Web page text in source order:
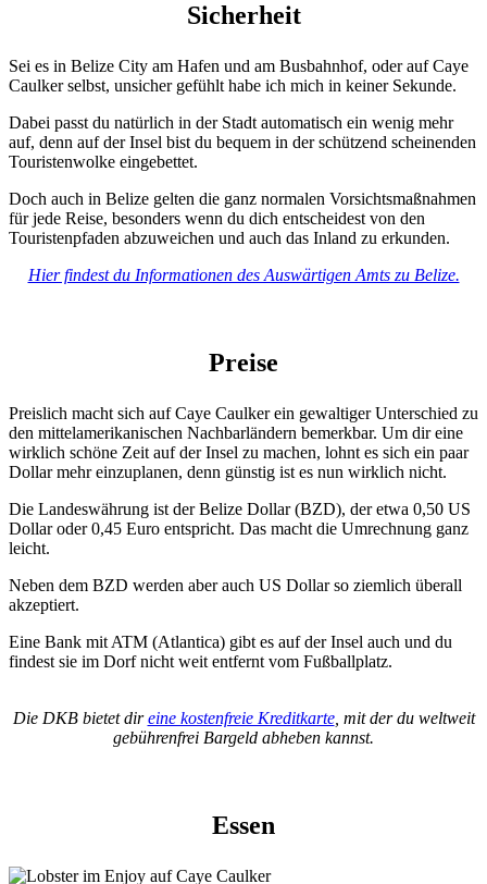
Sicherheit
Sei es in Belize City am Hafen und am Busbahnhof, oder auf Caye
Caulker selbst, unsicher gefühlt habe ich mich in keiner Sekunde.
Dabei passt du natürlich in der Stadt automatisch ein wenig mehr
auf, denn auf der Insel bist du bequem in der schützend scheinenden
Touristenwolke eingebettet.
Doch auch in Belize gelten die ganz normalen Vorsichtsmaßnahmen
für jede Reise, besonders wenn du dich entscheidest von den
Touristenpfaden abzuweichen und auch das Inland zu erkunden.
Hier findest du Informationen des Auswärtigen Amts zu Belize.
Preise
Preislich macht sich auf Caye Caulker ein gewaltiger Unterschied zu
den mittelamerikanischen Nachbarländern bemerkbar. Um dir eine
wirklich schöne Zeit auf der Insel zu machen, lohnt es sich ein paar
Dollar mehr einzuplanen, denn günstig ist es nun wirklich nicht.
Die Landeswährung ist der Belize Dollar (BZD), der etwa 0,50 US
Dollar oder 0,45 Euro entspricht. Das macht die Umrechnung ganz
leicht.
Neben dem BZD werden aber auch US Dollar so ziemlich überall
akzeptiert.
Eine Bank mit ATM (Atlantica) gibt es auf der Insel auch und du
findest sie im Dorf nicht weit entfernt vom Fußballplatz.
Die DKB bietet direine kostenfreie Kreditkarte, mit der du weltweit
gebührenfrei Bargeld abheben kannst.
Essen